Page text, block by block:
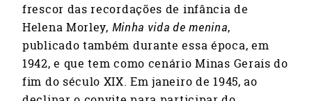
frescor das recordações de infância de
Helena Morley, Minha vida de menina,
publicado também durante essa época, em
1942, e que tem como cenário Minas Gerais do
fim do século XIX. Em janeiro de 1945, ao